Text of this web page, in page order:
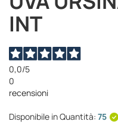
INT
0,0/5
0
recensioni
Disponibile in Quantità: 75
all'inizio
della
galleria
immagini